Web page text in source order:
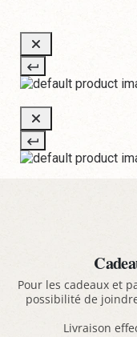
Pour les cadeaux et
possibilité de
Livraison